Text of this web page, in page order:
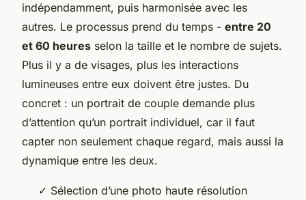
indépendamment, puis harmonisée avec les
autres. Le processus prend du temps - entre 20
et 60 heures selon la taille et le nombre de sujets.
Plus il y a de visages, plus les interactions
lumineuses entre eux doivent être justes. Du
concret : un portrait de couple demande plus
d’attention qu’un portrait individuel, car il faut
capter non seulement chaque regard, mais aussi la
dynamique entre les deux.
✓ Sélection d’une photo haute résolution